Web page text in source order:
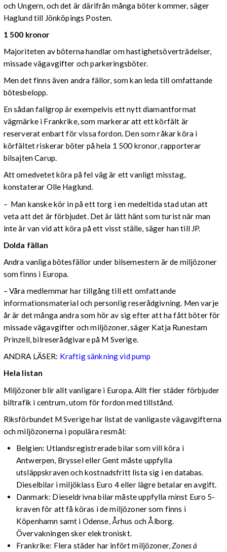
och Ungern, och det är därifrån många böter kommer, säger
Haglund till Jönköpings Posten.
1 500 kronor
Majoriteten av böterna handlar om hastighetsöverträdelser,
missade vägavgifter och parkeringsböter.
Men det finns även andra fällor, som kan leda till omfattande
bötesbelopp.
En sådan fallgrop är exempelvis ett nytt diamantformat
vägmärke i Frankrike, som markerar att ett körfält är
reserverat enbart för vissa fordon. Den som råkar köra i
körfältet riskerar böter på hela 1 500 kronor, rapporterar
bilsajten Carup.
Att omedvetet köra på fel väg är ett vanligt misstag,
konstaterar Olle Haglund.
– Man kanske kör in på ett torg i en medeltida stad utan att
veta att det är förbjudet. Det är lätt hänt som turist när man
inte är van vid att köra på ett visst ställe, säger han till JP.
Dolda fällan
Andra vanliga bötesfällor under bilsemestern är de miljözoner
som finns i Europa.
– Våra medlemmar har tillgång till ett omfattande
informationsmaterial och personlig reserådgivning. Men varje
år är det många andra som hör av sig efter att ha fått böter för
missade vägavgifter och miljözoner, säger Katja Runestam
Prinzell, bilreserådgivare på M Sverige.
ANDRA LÄSER: Kraftig sänkning vid pump
Hela listan
Miljözoner blir allt vanligare i Europa. Allt fler städer förbjuder
biltrafik i centrum, utom för fordon med tillstånd.
Riksförbundet M Sverige har listat de vanligaste vägavgifterna
och miljözonerna i populära resmål:
Belgien: Utlandsregistrerade bilar som vill köra i
Antwerpen, Bryssel eller Gent måste uppfylla
utsläppskraven och kostnadsfritt lista sig i en databas.
Dieselbilar i miljöklass Euro 4 eller lägre betalar en avgift.
Danmark: Dieseldrivna bilar måste uppfylla minst Euro 5-
kraven för att få köras i de miljözoner som finns i
Köpenhamn samt i Odense, Århus och Ålborg.
Övervakningen sker elektroniskt.
Frankrike: Flera städer har infört miljözoner,Zones à